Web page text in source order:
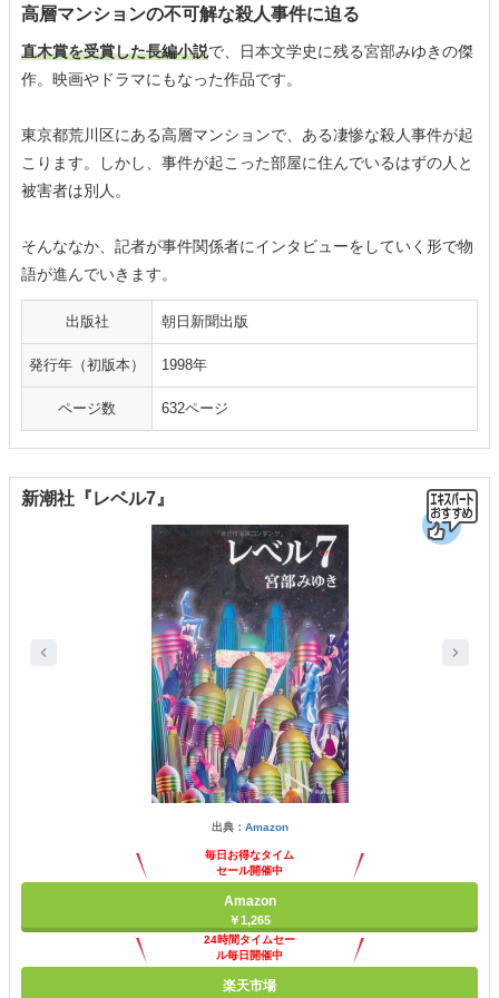
高層マンションの不可解な殺人事件に迫る
直木賞を受賞した長編小説で、日本文学史に残る宮部みゆきの傑
作。映画やドラマにもなった作品です。
東京都荒川区にある高層マンションで、ある凄惨な殺人事件が起
こります。しかし、事件が起こった部屋に住んでいるはずの人と
被害者は別人。
そんななか、記者が事件関係者にインタビューをしていく形で物
語が進んでいきます。
出版社 朝日新聞出版
発行年（初版本） 1998年
ページ数 632ページ
新潮社『レベル7』
出典： Amazon
毎日お得なタイム
セール開催中
Amazon
￥1,265
24時間タイムセー
ル毎日開催中
楽天市場